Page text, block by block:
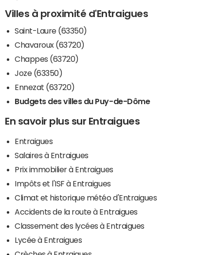
Villes à proximité d'Entraigues
Saint-Laure (63350)
Chavaroux (63720)
Chappes (63720)
Joze (63350)
Ennezat (63720)
Budgets des villes du Puy-de-Dôme
En savoir plus sur Entraigues
Entraigues
Salaires à Entraigues
Prix immobilier à Entraigues
Impôts et l'ISF à Entraigues
Climat et historique météo d'Entraigues
Accidents de la route à Entraigues
Classement des lycées à Entraigues
Lycée à Entraigues